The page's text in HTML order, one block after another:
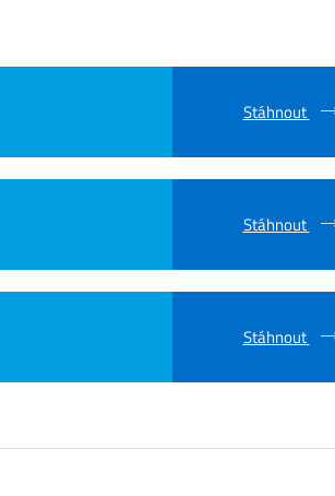
Stáhnout
Stáhnout
Stáhnout